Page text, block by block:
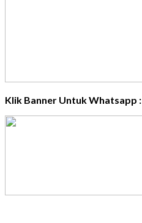
Klik Banner Untuk Whatsapp :